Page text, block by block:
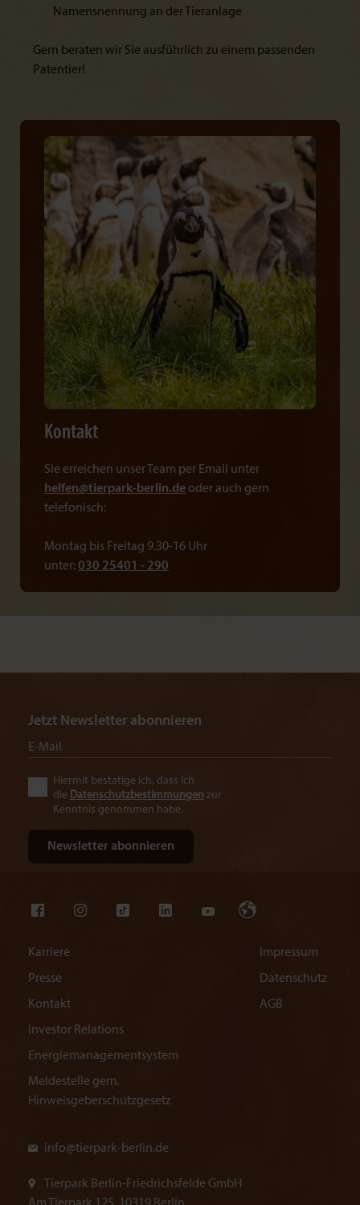
Namensnennung an der Tieranlage
Gern beraten wir Sie ausführlich zu einem passenden
Patentier!
Kontakt
Sie erreichen unser Team per Email unter
helfen@tierpark-berlin.de oder auch gern
telefonisch:
Montag bis Freitag 9.30-16 Uhr
unter:030 25401 - 290
Karriere
Presse
Kontakt
Investor Relations
Energiemanagementsystem
Meldestelle gem.
Hinweisgeberschutzgesetz
Impressum
Datenschutz
AGB
info@tierpark-berlin.de
Tierpark Berlin-Friedrichsfelde GmbH
Jetzt Newsletter abonnieren
Hiermit bestätige ich, dass ich
die Datenschutzbestimmungen zur
Kenntnis genommen habe.